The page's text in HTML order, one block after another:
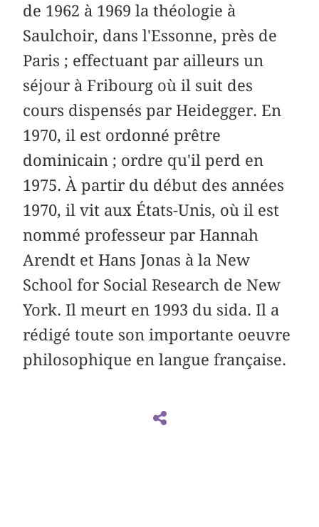
de 1962 à 1969 la théologie à
Saulchoir, dans l'Essonne, près de
Paris ; effectuant par ailleurs un
séjour à Fribourg où il suit des
cours dispensés par Heidegger. En
1970, il est ordonné prêtre
dominicain ; ordre qu'il perd en
1975. À partir du début des années
1970, il vit aux États-Unis, où il est
nommé professeur par Hannah
Arendt et Hans Jonas à la New
School for Social Research de New
York. Il meurt en 1993 du sida. Il a
rédigé toute son importante oeuvre
philosophique en langue française.